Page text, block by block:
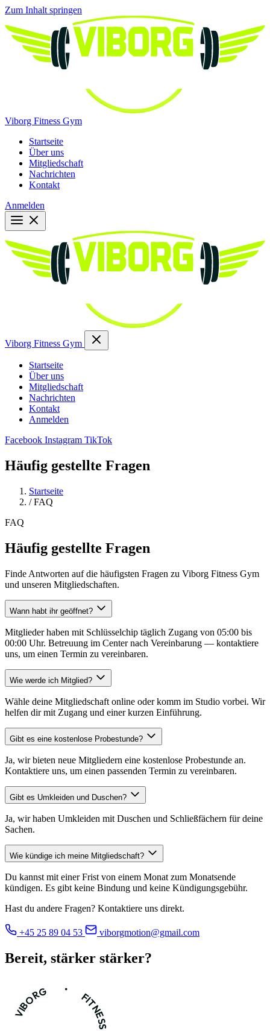
Zum Inhalt springen
Viborg Fitness Gym
Startseite
Über uns
Mitgliedschaft
Nachrichten
Kontakt
Anmelden
Viborg Fitness Gym
Startseite
Über uns
Mitgliedschaft
Nachrichten
Kontakt
Anmelden
Facebook Instagram TikTok
Häufig gestellte Fragen
Startseite
/FAQ
FAQ
Häufig gestellte Fragen
Finde Antworten auf die häufigsten Fragen zu Viborg Fitness Gym
und unseren Mitgliedschaften.
Wann habt ihr geöffnet?
Mitglieder haben mit Schlüsselchip täglich Zugang von 05:00 bis
00:00 Uhr. Betreuung im Center nach Vereinbarung — kontaktiere
uns, um einen Termin zu vereinbaren.
Wie werde ich Mitglied?
Wähle deine Mitgliedschaft online oder komm im Studio vorbei. Wir
helfen dir mit Zugang und einer kurzen Einführung.
Gibt es eine kostenlose Probestunde?
Ja, wir bieten neue Mitgliedern eine kostenlose Probestunde an.
Kontaktiere uns, um einen passenden Termin zu vereinbaren.
Gibt es Umkleiden und Duschen?
Ja, wir haben Umkleiden mit Duschen und Schließfächern für deine
Sachen.
Wie kündige ich meine Mitgliedschaft?
Du kannst mit einer Frist von einem Monat zum Monatsende
kündigen. Es gibt keine Bindung und keine Kündigungsgebühr.
Hast du andere Fragen? Kontaktiere uns direkt.
+45 25 89 04 53 viborgmotion@gmail.com
Bereit, stärker stärker?
VIBORG •
FITNESS